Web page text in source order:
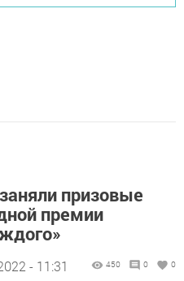
призовые
премии
- 11:31 450 0 0